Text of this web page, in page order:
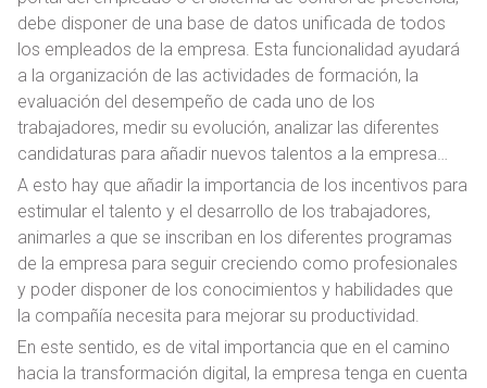
debe disponer de una base de datos unificada de todos
los empleados de la empresa. Esta funcionalidad ayudará
a la organización de las actividades de formación, la
evaluación del desempeño de cada uno de los
trabajadores, medir su evolución, analizar las diferentes
candidaturas para añadir nuevos talentos a la empresa…
A esto hay que añadir la importancia de los incentivos para
estimular el talento y el desarrollo de los trabajadores,
animarles a que se inscriban en los diferentes programas
de la empresa para seguir creciendo como profesionales
y poder disponer de los conocimientos y habilidades que
la compañía necesita para mejorar su productividad.
En este sentido, es de vital importancia que en el camino
hacia la transformación digital, la empresa tenga en cuenta